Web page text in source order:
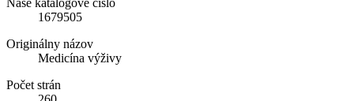
Naše katalógové číslo
1679505
Originálny názov
Medicína výživy
Počet strán